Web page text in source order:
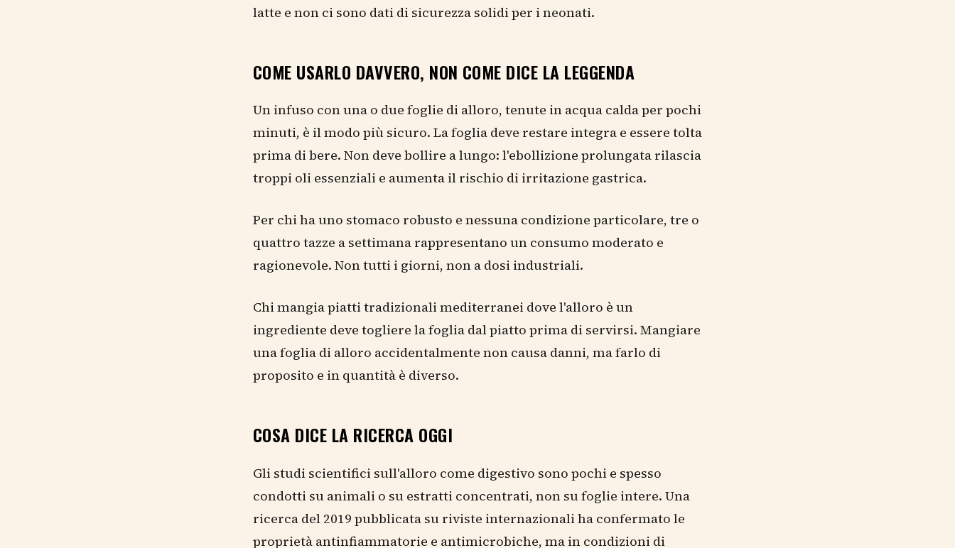
latte e non ci sono dati di sicurezza solidi per i neonati.
COME USARLO DAVVERO, NON COME DICE LA LEGGENDA
Un infuso con una o due foglie di alloro, tenute in acqua calda per pochi
minuti, è il modo più sicuro. La foglia deve restare integra e essere tolta
prima di bere. Non deve bollire a lungo: l'ebollizione prolungata rilascia
troppi oli essenziali e aumenta il rischio di irritazione gastrica.
Per chi ha uno stomaco robusto e nessuna condizione particolare, tre o
quattro tazze a settimana rappresentano un consumo moderato e
ragionevole. Non tutti i giorni, non a dosi industriali.
Chi mangia piatti tradizionali mediterranei dove l'alloro è un
ingrediente deve togliere la foglia dal piatto prima di servirsi. Mangiare
una foglia di alloro accidentalmente non causa danni, ma farlo di
proposito e in quantità è diverso.
COSA DICE LA RICERCA OGGI
Gli studi scientifici sull'alloro come digestivo sono pochi e spesso
condotti su animali o su estratti concentrati, non su foglie intere. Una
ricerca del 2019 pubblicata su riviste internazionali ha confermato le
proprietà antinfiammatorie e antimicrobiche, ma in condizioni di